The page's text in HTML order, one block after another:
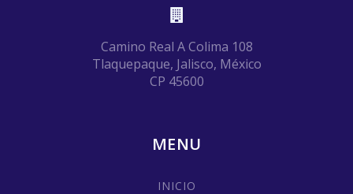
Camino Real A Colima 108
Tlaquepaque, Jalisco, México
CP 45600
MENU
INICIO